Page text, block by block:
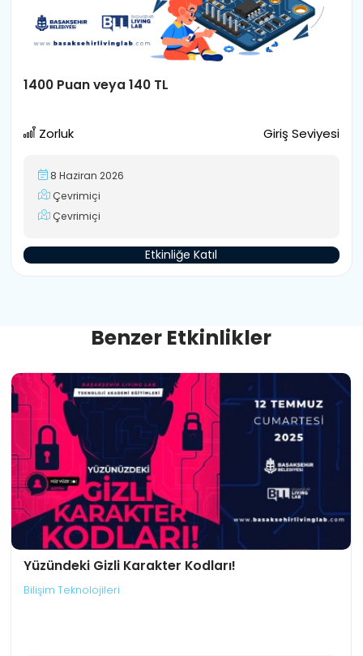
1400 Puan veya 140 TL
Zorluk Giriş Seviyesi
8 Haziran 2026
Çevrimiçi
Çevrimiçi
Etkinliğe Katıl
Benzer Etkinlikler
Yüzündeki Gizli Karakter Kodları!
Bilişim Teknolojileri